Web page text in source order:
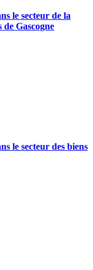
le secteur de la
de Gascogne
le secteur des biens